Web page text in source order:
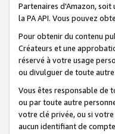
Partenaires d'Amazon,
la PA API. Vous pouvez
Pour obtenir du contenu
Créateurs et une
réservé à votre usage
ou divulguer de toute
Vous êtes responsable de
ou par toute autre
votre clé privée, ou si
aucun identifiant de